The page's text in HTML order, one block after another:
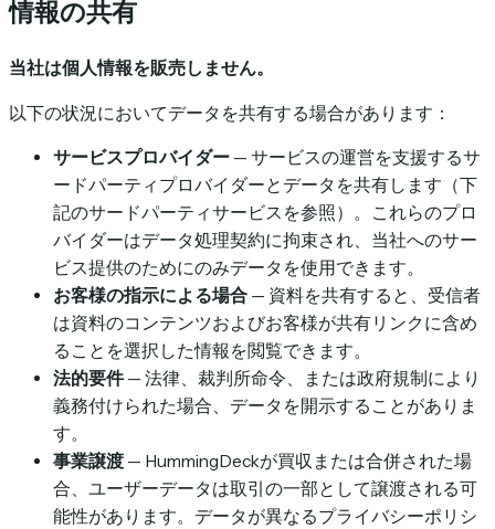
情報の共有
当社は個人情報を販売しません。
以下の状況においてデータを共有する場合があります：
サービスプロバイダー — サービスの運営を支援するサ
ードパーティプロバイダーとデータを共有します（下
記のサードパーティサービスを参照）。これらのプロ
バイダーはデータ処理契約に拘束され、当社へのサー
ビス提供のためにのみデータを使用できます。
お客様の指示による場合 — 資料を共有すると、受信者
は資料のコンテンツおよびお客様が共有リンクに含め
ることを選択した情報を閲覧できます。
法的要件 — 法律、裁判所命令、または政府規制により
義務付けられた場合、データを開示することがありま
す。
事業譲渡 — HummingDeckが買収または合併された場
合、ユーザーデータは取引の一部として譲渡される可
能性があります。データが異なるプライバシーポリシ